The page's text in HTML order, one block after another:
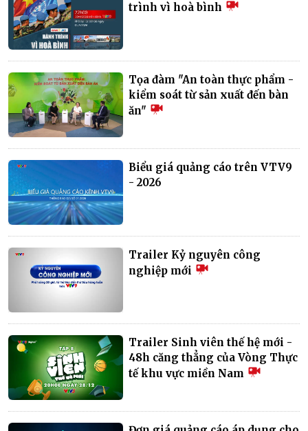
trình vì hoà bình
Tọa đàm "An toàn thực phẩm -
kiểm soát từ sản xuất đến bàn
ăn"
Biểu giá quảng cáo trên VTV9
- 2026
Trailer Kỷ nguyên công
nghiệp mới
Trailer Sinh viên thế hệ mới -
48h căng thẳng của Vòng Thực
tế khu vực miền Nam